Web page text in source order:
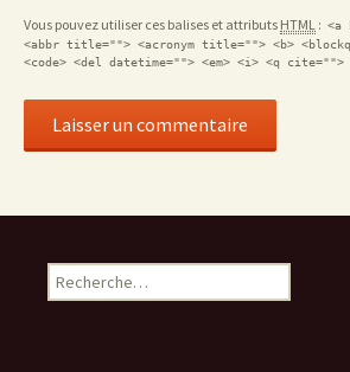
Vous pouvez utiliser ces balises et attributs HTML : <a
<abbr title=""> <acronym title=""> <b>
<code> <del datetime=""> <em> <i> <q
Rechercher :